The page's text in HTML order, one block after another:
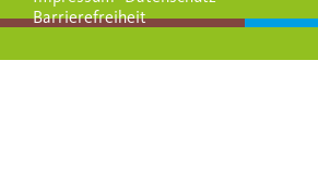
Barrierefreiheit